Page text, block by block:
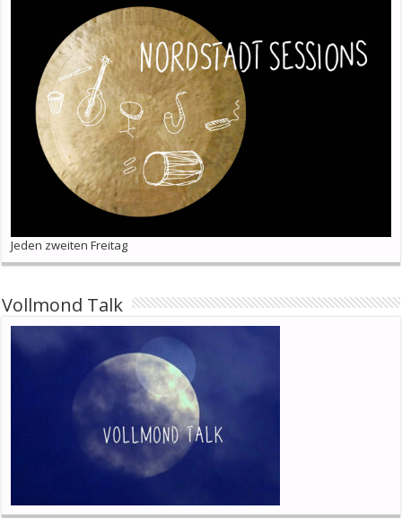
Jeden zweiten Freitag
Vollmond Talk